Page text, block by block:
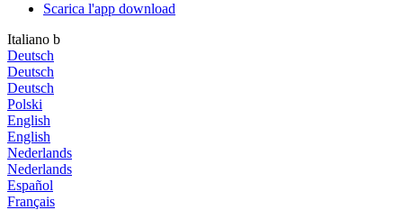
Scarica l'app download
Italiano b
Deutsch
Deutsch
Deutsch
Polski
English
English
Nederlands
Nederlands
Español
Français